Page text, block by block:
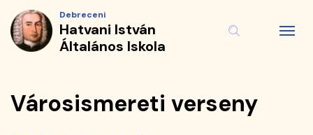
Városismereti
verseny
Hatvani
Ugrás
tartalomra
Debreceni
Hatvani István
Általános Iskola
Városismereti verseny